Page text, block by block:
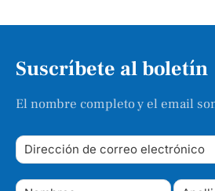
Suscríbete al boletín
El nombre completo y el email